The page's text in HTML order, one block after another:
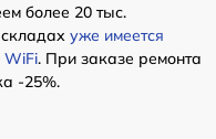
более 20 тыс.
уже имеется
WiFi. При заказе ремонта
-25%.